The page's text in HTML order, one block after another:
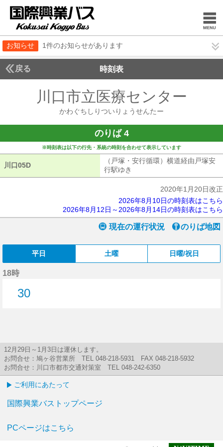
お知らせ 1件のお知らせがあります
戻る 時刻表
川口市立医療センター
かわぐちしりついりょうせんたー
のりば 4
※時刻表は以下の行先・系統の時刻を合わせて表示しています
川口05D
（戸塚・安行循環）横道経由戸塚安
行駅ゆき
2020年1月20日改正
2026年8月10日の時刻表はこちら
2026年8月12日～2026年8月14日の時刻表はこちら
現在の運行状況 のりば地図
平日 土曜 日曜/祝日
18時
30
12月29日～1月3日は運休します。
お問合せ：鳩ヶ谷営業所 TEL 048-218-5931 FAX 048-218-5932
お問合せ：川口市都市交通対策室 TEL 048-242-6350
ご利用にあたって
国際興業バストップページ
PCページはこちら